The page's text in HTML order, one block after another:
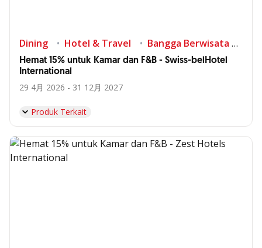
Dining Hotel & Travel Bangga Berwisata di Indonesia
Hemat 15% untuk Kamar dan F&B - Swiss-belHotel
International
29 4月 2026 - 31 12月 2027
Produk Terkait